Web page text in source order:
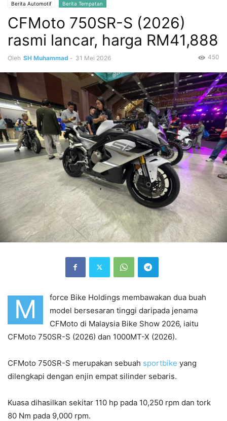
Berita Automotif Berita Tempatan
CFMoto 750SR-S (2026)
rasmi lancar, harga RM41,888
Oleh SH Muhammad - 31 Mei 2026 450
M
force Bike Holdings membawakan dua buah
model bersesaran tinggi daripada jenama
CFMoto di Malaysia Bike Show 2026, iaitu
CFMoto 750SR-S (2026) dan 1000MT-X (2026).
CFMoto 750SR-S merupakan sebuah sportbike yang
dilengkapi dengan enjin empat silinder sebaris.
Kuasa dihasilkan sekitar 110 hp pada 10,250 rpm dan tork
80 Nm pada 9,000 rpm.